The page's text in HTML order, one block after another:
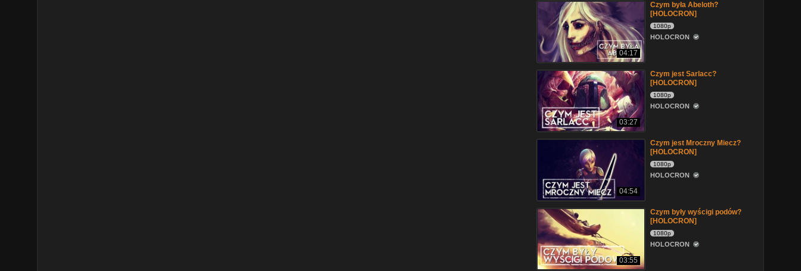
04:17
Czym była Abeloth?
[HOLOCRON]
1080p
HOLOCRON
03:27
Czym jest Sarlacc?
[HOLOCRON]
1080p
HOLOCRON
04:54
Czym jest Mroczny Miecz?
[HOLOCRON]
1080p
HOLOCRON
03:55
Czym były wyścigi podów?
[HOLOCRON]
1080p
HOLOCRON